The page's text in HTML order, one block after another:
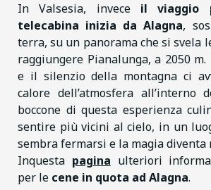
In Valsesia, invece il viaggio
telecabina inizia da Alagna,
terra, su un panorama che si svela
raggiungere Pianalunga, a 2050
e il silenzio della montagna ci
calore dell’atmosfera all’interno
boccone di questa esperienza
sentire più vicini al cielo, in un
sembra fermarsi e la magia diventa
Inquesta pagina ulteriori
per le cene in quota ad Alagna.